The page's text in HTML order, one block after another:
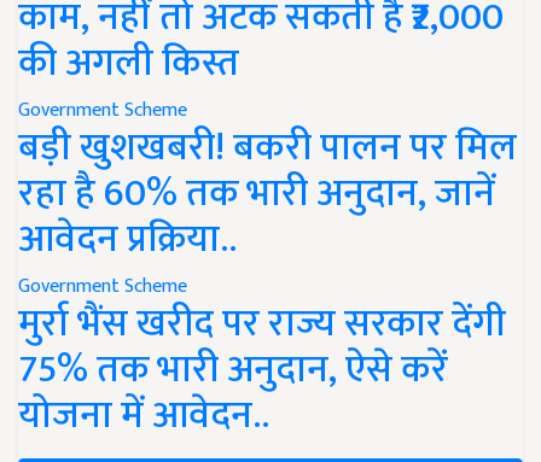
काम, नहीं तो अटक सकती है ₹2,000
की अगली किस्त
Government Scheme
बड़ी खुशखबरी! बकरी पालन पर मिल
रहा है 60% तक भारी अनुदान, जानें
आवेदन प्रक्रिया..
Government Scheme
मुर्रा भैंस खरीद पर राज्य सरकार देंगी
75% तक भारी अनुदान, ऐसे करें
योजना में आवेदन..